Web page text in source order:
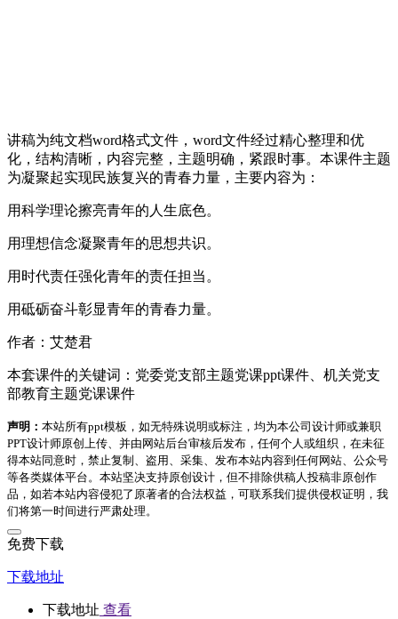
讲稿为纯文档word格式文件，word文件经过精心整理和优
化，结构清晰，内容完整，主题明确，紧跟时事。本课件主题
为凝聚起实现民族复兴的青春力量，主要内容为：
用科学理论擦亮青年的人生底色。
用理想信念凝聚青年的思想共识。
用时代责任强化青年的责任担当。
用砥砺奋斗彰显青年的青春力量。
作者：艾楚君
本套课件的关键词：党委党支部主题党课ppt课件、机关党支
部教育主题党课课件
声明： 本站所有ppt模板，如无特殊说明或标注，均为本公司设计师或兼职
PPT设计师原创上传、并由网站后台审核后发布，任何个人或组织，在未征
得本站同意时，禁止复制、盗用、采集、发布本站内容到任何网站、公众号
等各类媒体平台。本站坚决支持原创设计，但不排除供稿人投稿非原创作
品，如若本站内容侵犯了原著者的合法权益，可联系我们提供侵权证明，我
们将第一时间进行严肃处理。
免费下载
下载地址
下载地址 查看